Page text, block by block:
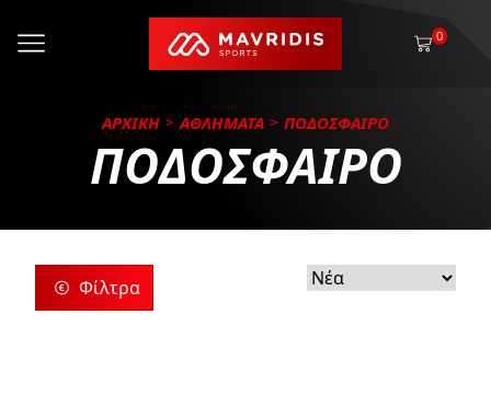
0
ΑΡΧΙΚΗ ΑΘΛΗΜΑΤΑ ΠΟΔΟΣΦΑΙΡΟ
ΠΟΔΟΣΦΑΙΡΟ
Φίλτρα